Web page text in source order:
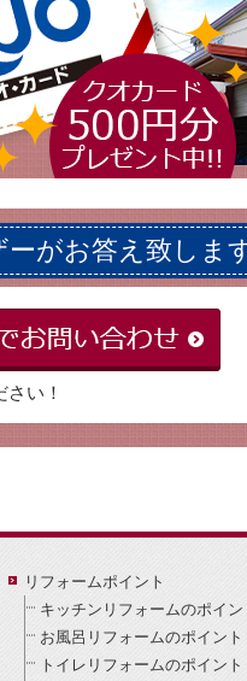
がお答え致しま
い！
リフォームポイント
キッチンリフォームのポイン
お風呂リフォームのポイント
トイレリフォームのポイント